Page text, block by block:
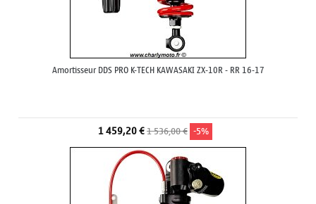
Amortisseur DDS PRO K-TECH KAWASAKI ZX-10R - RR 16-17
1 459,20 €1 536,00 € -5%